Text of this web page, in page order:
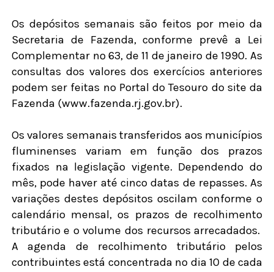
Os depósitos semanais são feitos por meio da
Secretaria de Fazenda, conforme prevê a Lei
Complementar nº 63, de 11 de janeiro de 1990. As
consultas dos valores dos exercícios anteriores
podem ser feitas no Portal do Tesouro do site da
Fazenda (www.fazenda.rj.gov.br).
Os valores semanais transferidos aos municípios
fluminenses variam em função dos prazos
fixados na legislação vigente. Dependendo do
mês, pode haver até cinco datas de repasses. As
variações destes depósitos oscilam conforme o
calendário mensal, os prazos de recolhimento
tributário e o volume dos recursos arrecadados.
A agenda de recolhimento tributário pelos
contribuintes está concentrada no dia 10 de cada